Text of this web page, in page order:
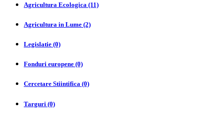
Agricultura Ecologica (11)
Agricultura in Lume (2)
Legislatie (0)
Fonduri europene (0)
Cercetare Stiintifica (0)
Targuri (0)